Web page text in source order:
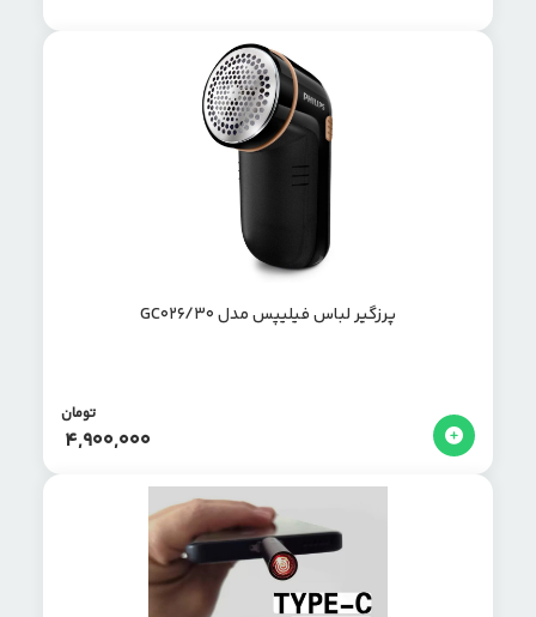
پرزگیر لباس فیلیپس مدل GC026/30
4,900,000
تومان